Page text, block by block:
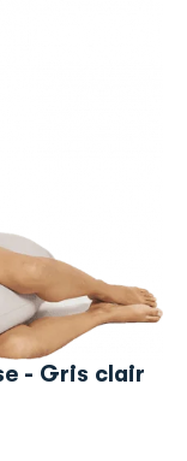
- Gris clair